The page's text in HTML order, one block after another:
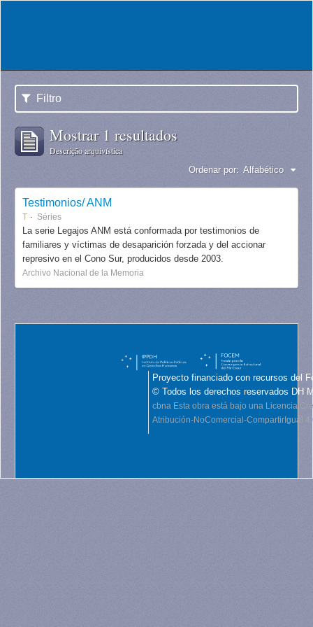
Filtro
Mostrar 1 resultados
Descrição arquivística
Ordenar por: Alfabético
Testimonios/ ANM
T Séries
La serie Legajos ANM está conformada por testimonios de
familiares y víctimas de desaparición forzada y del accionar
represivo en el Cono Sur, producidos desde 2003.
Archivo Nacional de la Memoria
Proyecto financiado con recursos del
© Todos los derechos reservados DH
cbna Esta obra está bajo una Licencia
Atribución-NoComercial-CompartirIgual